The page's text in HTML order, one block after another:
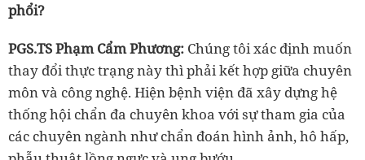
phổi?
PGS.TS Phạm Cẩm Phương: Chúng tôi xác định muốn
thay đổi thực trạng này thì phải kết hợp giữa chuyên
môn và công nghệ. Hiện bệnh viện đã xây dựng hệ
thống hội chẩn đa chuyên khoa với sự tham gia của
các chuyên ngành như chẩn đoán hình ảnh, hô hấp,